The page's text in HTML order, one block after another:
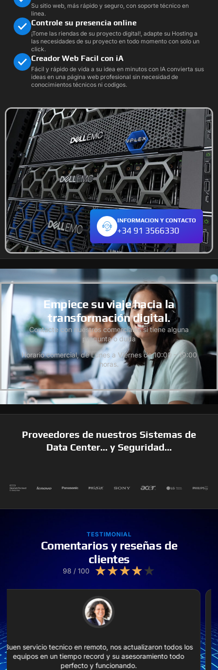
Su sitio web, más rápido y seguro, con soporte técnico en
linea.
Controle su presencia online
¡Tome las riendas de su proyecto digital!, adapte su Hosting a
las necesidades de su proyecto en todo momento con solo un
click.
Creador Web Facil con iA
Fácil y rápido de vida a su idea en minutos con IA convierta sus
ideas en una página web profesional sin necesidad de
conocimientos técnicos ni codigos.
INFORMACION Y CONTACTO
+34 91 3566330
Empiece su viaje hacia la
transformación digital.
Contacte con nuestros comerciales si tiene alguna
pregunta o duda
Horario comercial, de Lunes a Viernes de 10:00 – 19:00
horas.
Proveedores de nuestros Sistemas de
Data Center... y Seguridad...
TESTIMONIAL
Comentarios y reseñas de
clientes
98 / 100 ★★★★★
El servicio de mantenimiento personalizado y
asesoramiento es buenisimo, nos ayudaron a mejorar
nuestra imagen en internet.